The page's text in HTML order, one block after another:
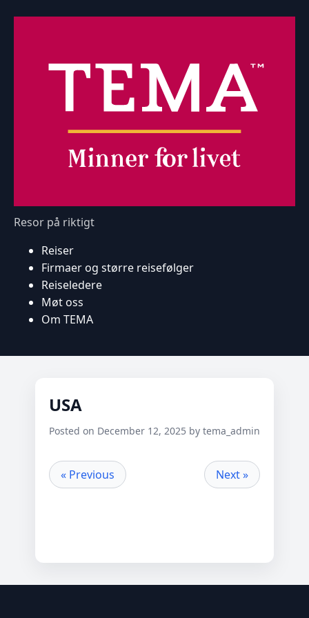
Resor på riktigt
Reiser
Firmaer og større reisefølger
Reiseledere
Møt oss
Om TEMA
USA
Posted on December 12, 2025 by tema_admin
« Previous Next »